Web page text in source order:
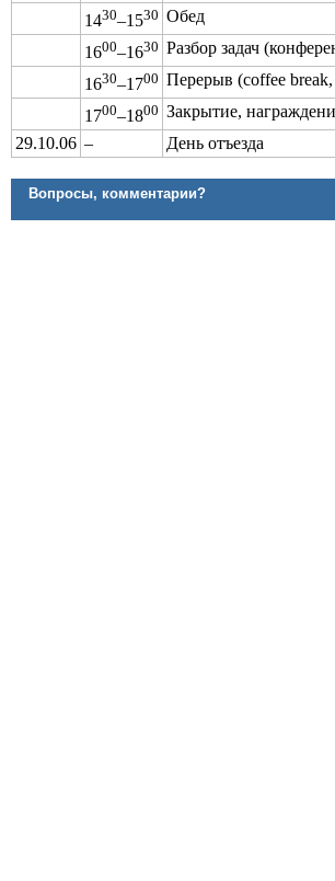
1430–1530 Обед
1600–1630 Разбор задач
1630–1700 Перерыв (coffee
1700–1800 Закрытие,
29.10.06 – День отъезда
Вопросы, комментарии?